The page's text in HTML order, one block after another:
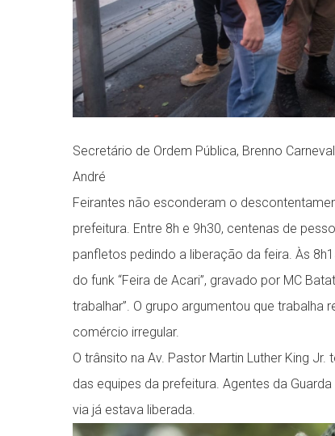
Secretário de Ordem Pública, Brenno
André
Feirantes não esconderam o
prefeitura. Entre 8h e 9h30, centenas de
panfletos pedindo a liberação da feira. Às
do funk “Feira de Acari”, gravado por MC
trabalhar”. O grupo argumentou que
comércio irregular.
O trânsito na Av. Pastor Martin Luther King
das equipes da prefeitura. Agentes da
via já estava liberada.